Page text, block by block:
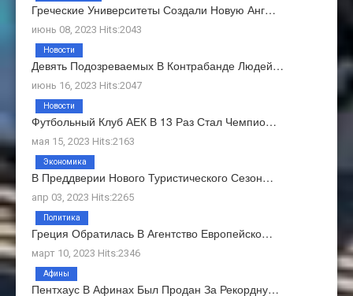
Греческие Университеты Создали Новую Анг…
июнь 08, 2023 Hits:2043
Девять Подозреваемых В Контрабанде Людей…
июнь 16, 2023 Hits:2047
Новости
Футбольный Клуб АЕК В 13 Раз Стал Чемпио…
мая 15, 2023 Hits:2163
Новости
В Преддверии Нового Туристического Сезон…
апр 03, 2023 Hits:2265
Экономика
Греция Обратилась В Агентство Европейско…
март 10, 2023 Hits:2346
Политика
Пентхаус В Афинах Был Продан За Рекордну…
Афины